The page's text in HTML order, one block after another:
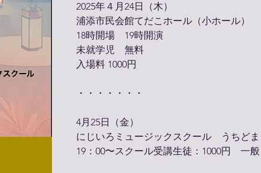
2025年４月24日（木）
浦添市民会館てだこホール（小ホール）
18時開場 19時開演
未就学児 無料
入場料 1000円
・・・・・・・
4月25日（金）
にじいろミュージックスクール うちどま
19：00〜スクール受講生徒：1000円 一般